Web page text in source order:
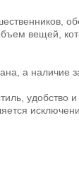
вещей,
а
удобство и